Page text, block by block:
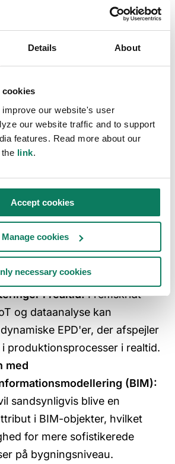
Details About
cookies
our website's user
our website traffic and to support
features. Read more about our
link.
Accept cookies
Manage cookies
necessary cookies
udviklinger og
EPD'er
og produktionssektoren
udvikle sig, vil den
af EPD'er stige. De vigtigste
af standarder:
på at skabe globalt
EPD-formater vil forenkle
handel og
i realtid:Fremskridt
og dataanalyse kan
EPD'er, der afspejler
produktionsprocesser i realtid.
med
(BIM):
sandsynligvis blive en
i BIM-objekter, hvilket
for mere sofistikerede
på bygningsniveau.